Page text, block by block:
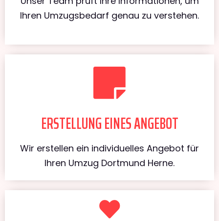
Ihren Umzugsbedarf genau zu verstehen.
ERSTELLUNG EINES ANGEBOT
Wir erstellen ein individuelles Angebot für
Ihren Umzug Dortmund Herne.